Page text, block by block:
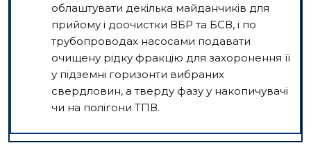
облаштувати декілька майданчиків для
прийому і доочистки ВБР та БСВ, і по
трубопроводах насосами подавати
очищену рідку фракцію для захоронення її
у підземні горизонти вибраних
свердловин, а тверду фазу у накопичувачі
чи на полігони ТПВ.